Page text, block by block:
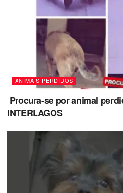
ANIMAIS PERDIDOS
Procura-se por animal
INTERLAGOS